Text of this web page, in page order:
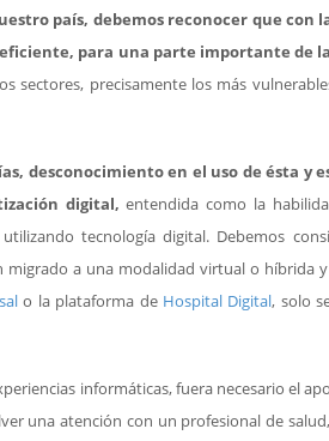
país, debemos reconocer que con
para una parte importante de
sectores, precisamente los más
desconocimiento en el uso de ésta y
digital, entendida como la
tecnología digital. Debemos
migrado a una modalidad virtual o híbrida
o la plataforma de Hospital Digital, solo
informáticas, fuera necesario el
una atención con un profesional de